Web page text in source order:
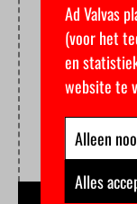
Ad Valvas
(voor het
en
website te
Alleen
Alles